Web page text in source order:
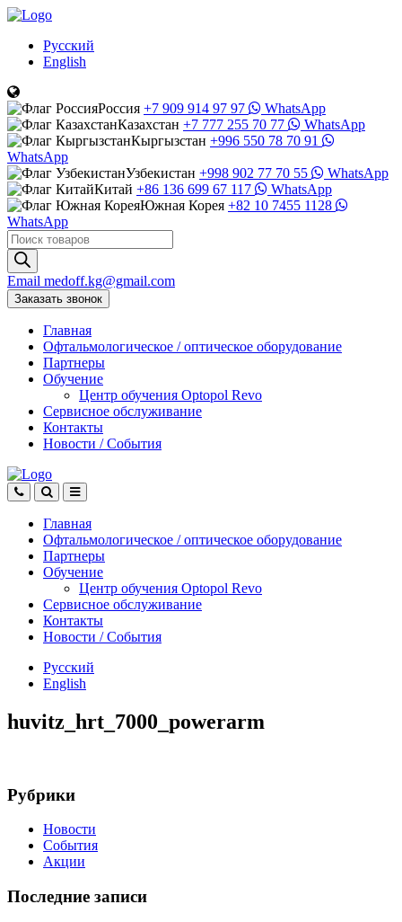
Русский
English
Россия +7 909 914 97 97
WhatsApp
Казахстан +7 777 255 70 77
WhatsApp
Кыргызстан +996 550 78 70 91
WhatsApp
Узбекистан +998 902 77 70 55
WhatsApp
Китай +86 136 699 67 117
WhatsApp
Южная Корея +82 10 7455 1128
WhatsApp
Поиск
товаров
Email medoff.kg@gmail.com
Заказать звонок
Главная
Офтальмологическое / оптическое оборудование
Партнеры
Обучение
Центр обучения Оptopol Revo
Сервисное обслуживание
Контакты
Новости / События
Главная
Офтальмологическое / оптическое оборудование
Партнеры
Обучение
Центр обучения Оptopol Revo
Сервисное обслуживание
Контакты
Новости / События
Русский
English
huvitz_hrt_7000_powerarm
Рубрики
Новости
События
Акции
Последние записи